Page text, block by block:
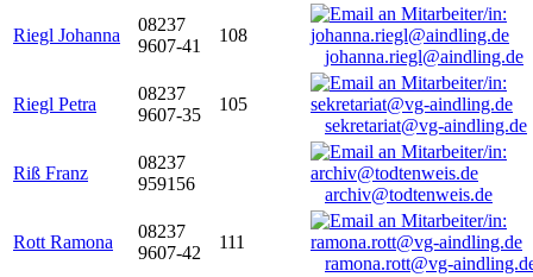
Riegl Johanna
08237
9607-41
108
johanna.riegl@aindling.de
Riegl Petra
08237
9607-35
105
sekretariat@vg-aindling.de
Riß Franz
08237
959156
archiv@todtenweis.de
Rott Ramona
08237
9607-42
111
ramona.rott@vg-